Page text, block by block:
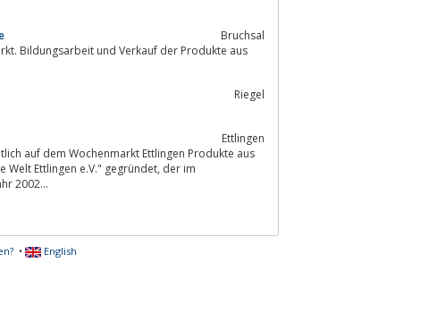
Bruchsal
Bildungsarbeit und Verkauf der Produkte aus
Riegel
Ettlingen
auf dem Wochenmarkt Ettlingen Produkte aus
Ettlingen e.V." gegründet, der im
2002...
• English